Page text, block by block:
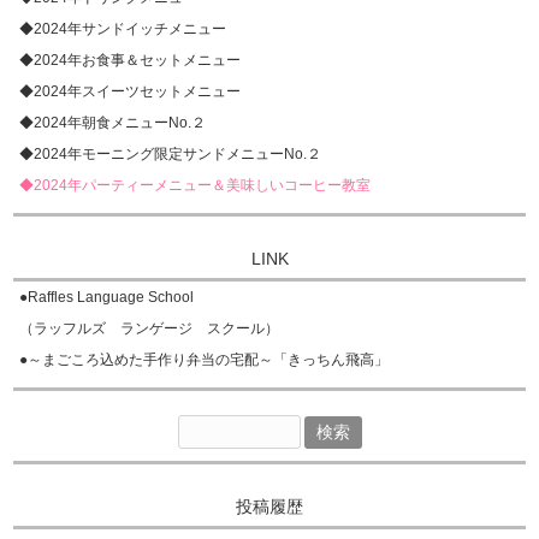
◆2024年サンドイッチメニュー
◆2024年お食事＆セットメニュー
◆2024年スイーツセットメニュー
◆2024年朝食メニューNo.２
◆2024年モーニング限定サンドメニューNo.２
◆2024年パーティーメニュー＆美味しいコーヒー教室
LINK
●Raffles Language School
（ラッフルズ ランゲージ スクール）
●～まごころ込めた手作り弁当の宅配～「きっちん飛高」
索:
投稿履歴